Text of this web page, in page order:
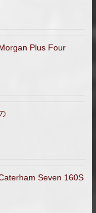
Plus Four
Seven 160S